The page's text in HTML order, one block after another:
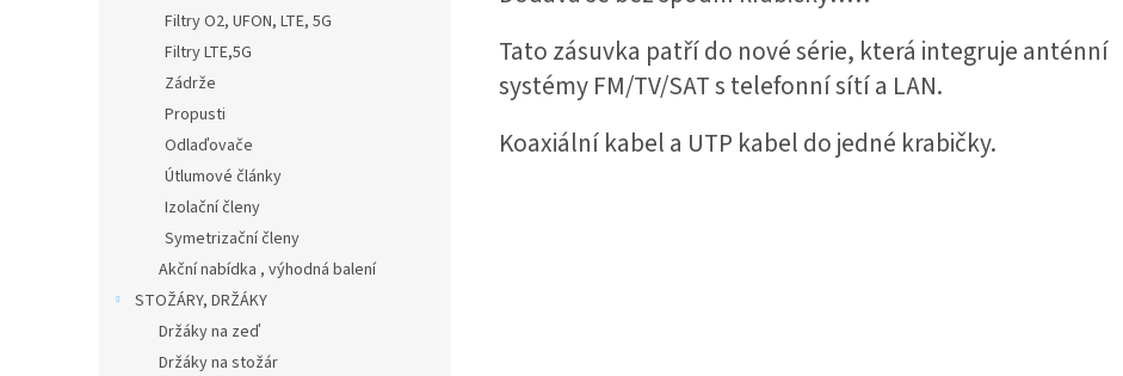
Filtry O2, UFON, LTE, 5G
Filtry LTE,5G
Zádrže
Propusti
Odlaďovače
Útlumové články
Izolační členy
Symetrizační členy
Akční nabídka , výhodná balení
STOŽÁRY, DRŽÁKY
Držáky na zeď
Držáky na stožár
Tato zásuvka patří do nové série, která integruje anténní
systémy FM/TV/SAT s telefonní sítí a LAN.
Koaxiální kabel a UTP kabel do jedné krabičky.